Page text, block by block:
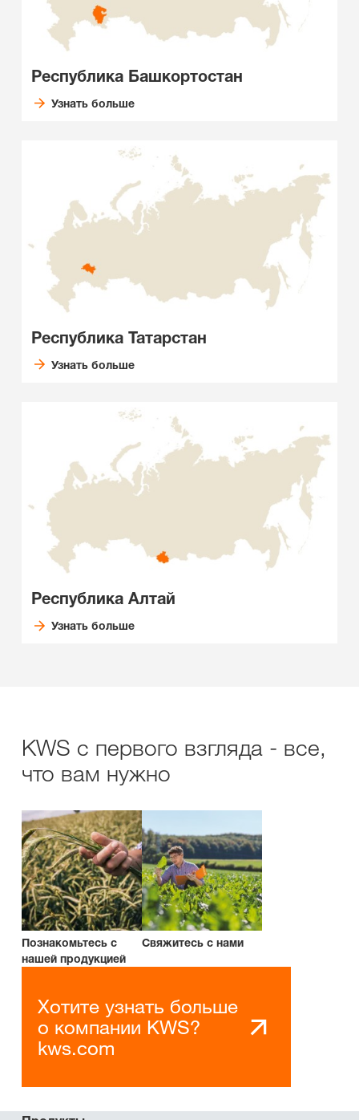
Республика Башкортостан
Узнать больше
Республика Татарстан
Узнать больше
Республика Алтай
Узнать больше
KWS с первого взгляда - все,
что вам нужно
Познакомьтесь с
нашей продукцией
Свяжитесь с нами
Хотите узнать больше
о компании KWS?
kws.com